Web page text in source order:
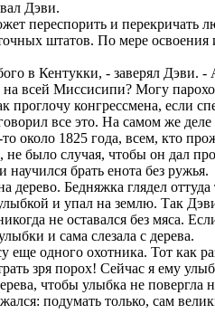
Дэви.
переспорить и
штатов. По мере
в Кентукки, - заверял Дэви.
всей Миссисипи? Могу
проглочу конгрессмена, если
все это. На самом же
около 1825 года, всем, кто
было случая, чтобы он дал
брать енота без ружья.
дерево. Бедняжка глядел
и упал на землю. Так
не оставался без мяса.
и сама слезала с дерева.
еще одного охотника. Тот как
зря порох! Сейчас я ему
чтобы улыбка не повергла
подумать только, сам